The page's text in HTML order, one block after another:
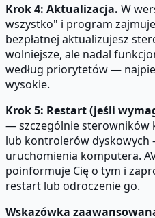
Krok 4: Aktualizacja. W
wszystko" i program
bezpłatnej aktualizujesz
wolniejsze, ale nadal
według priorytetów —
wysokie.
Krok 5: Restart (jeśli
— szczególnie sterowników
lub kontrolerów
uruchomienia komputera.
poinformuje Cię o tym i
restart lub odroczenie go.
Wskazówka